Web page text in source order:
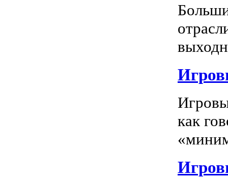
как